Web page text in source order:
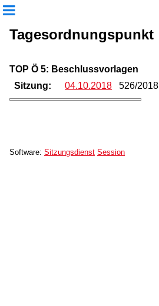
Tagesordnungspunkt
TOP Ö 5: Beschlussvorlagen
Sitzung:
04.10.2018 526/2018
Software: Sitzungsdienst Session